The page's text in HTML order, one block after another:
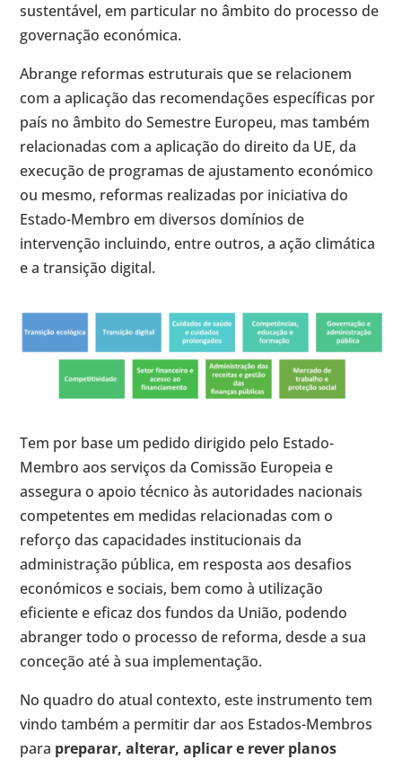
sustentável, em particular no âmbito do processo de
governação económica.
Abrange reformas estruturais que se relacionem
com a aplicação das recomendações específicas por
país no âmbito do Semestre Europeu, mas também
relacionadas com a aplicação do direito da UE, da
execução de programas de ajustamento económico
ou mesmo, reformas realizadas por iniciativa do
Estado-Membro em diversos domínios de
intervenção incluindo, entre outros, a ação climática
e a transição digital.
Tem por base um pedido dirigido pelo Estado-
Membro aos serviços da Comissão Europeia e
assegura o apoio técnico às autoridades nacionais
competentes em medidas relacionadas com o
reforço das capacidades institucionais da
administração pública, em resposta aos desafios
económicos e sociais, bem como à utilização
eficiente e eficaz dos fundos da União, podendo
abranger todo o processo de reforma, desde a sua
conceção até à sua implementação.
No quadro do atual contexto, este instrumento tem
vindo também a permitir dar aos Estados-Membros
para preparar, alterar, aplicar e rever planos